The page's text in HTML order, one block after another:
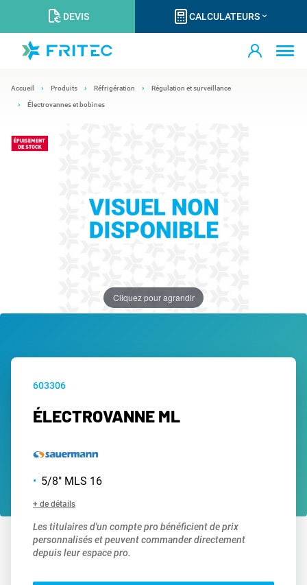
DEVIS CALCULATEURS
Accueil Produits Réfrigération Régulation et surveillance
Électrovannes et bobines
Cliquez pour agrandir
603306
ÉLECTROVANNE ML
5/8" MLS 16
+ de détails
Les titulaires d'un compte pro bénéficient de prix
personnalisés et peuvent commander directement
depuis leur espace pro.